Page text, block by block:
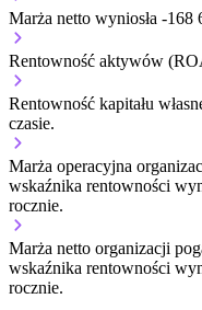
Marża netto wyniosła -168
Rentowność aktywów
Rentowność kapitału
czasie.
Marża operacyjna
wskaźnika rentowności
rocznie.
Marża netto organizacji
wskaźnika rentowności
rocznie.